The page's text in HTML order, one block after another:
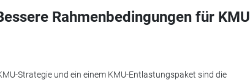
Rahmenbedingungen für KMU
Strategie und ein einem KMU-Entlastungspaket sind die